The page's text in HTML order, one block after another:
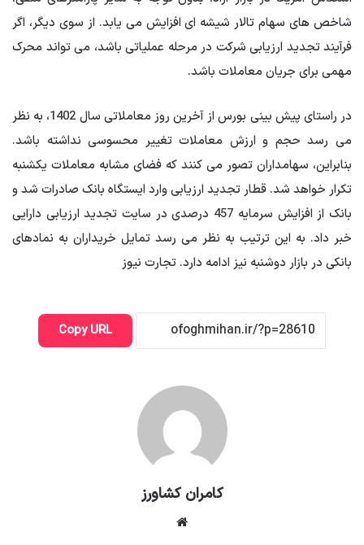
شاخص های سهام تالار شیشه ای افزایش می یابد. از سوی دیگر، اگر
فرآیند تجدید ارزیابی شرکت در مرحله عملیاتی باشد، می تواند محرک
مهمی برای جریان معاملات باشد.
در راستای پیش بینی بورس از آخرین روز معاملاتی سال 1402، به نظر
می رسد حجم و ارزش معاملات تغییر محسوسی نداشته باشد.
بنابراین، سهامداران تصور می کنند که فضای مشابه معاملات یکشنبه
تکرار خواهد شد. قطار تجدید ارزیابی وارد ایستگاه بانک صادرات شد و
بانک از افزایش سرمایه 457 درصدی در سایت تجدید ارزیابی دارایی
خبر داد. به این ترتیب به نظر می رسد تمایل خریداران به نمادهای
بانکی در بازار دوشنبه نیز ادامه دارد. تجارت نیوز
Copy URL
کامران کشاورز